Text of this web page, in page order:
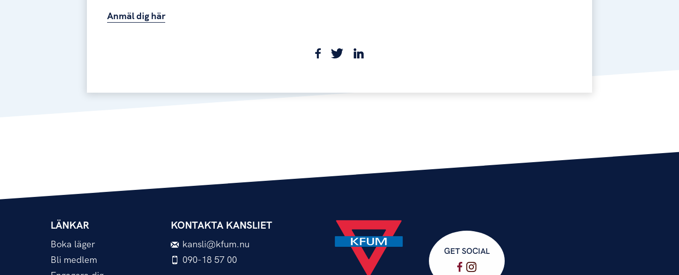
Anmäl dig här
LÄNKAR
Boka läger
Bli medlem
KONTAKTA KANSLIET
kansli@kfum.nu
090-18 57 00
GET SOCIAL